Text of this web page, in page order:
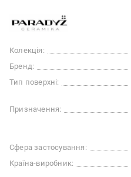
Колекція:
Бренд:
Тип поверхні:
Призначення:
Сфера застосування:
Країна-виробник: